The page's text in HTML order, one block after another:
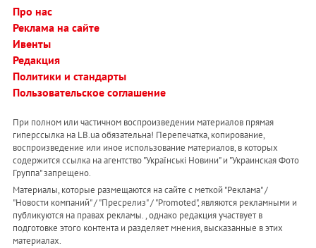
Про нас
Реклама на сайте
Ивенты
Редакция
Политики и стандарты
Пользовательское соглашение
При полном или частичном воспроизведении материалов прямая
гиперссылка на LB.ua обязательна! Перепечатка, копирование,
воспроизведение или иное использование материалов, в которых
содержится ссылка на агентство "Українськi Новини" и "Украинская Фото
Группа" запрещено.
Материалы, которые размещаются на сайте с меткой "Реклама" /
"Новости компаний" / "Пресрелиз" / "Promoted", являются рекламными и
публикуются на правах рекламы. , однако редакция участвует в
подготовке этого контента и разделяет мнения, высказанные в этих
материалах.